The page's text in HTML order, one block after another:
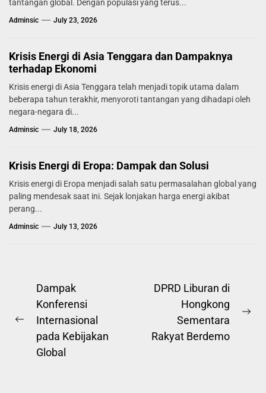
tantangan global. Dengan populasi yang terus...
Adminsic July 23, 2026
Krisis Energi di Asia Tenggara dan Dampaknya
terhadap Ekonomi
Krisis energi di Asia Tenggara telah menjadi topik utama dalam
beberapa tahun terakhir, menyoroti tantangan yang dihadapi oleh
negara-negara di...
Adminsic July 18, 2026
Krisis Energi di Eropa: Dampak dan Solusi
Krisis energi di Eropa menjadi salah satu permasalahan global yang
paling mendesak saat ini. Sejak lonjakan harga energi akibat
perang...
Adminsic July 13, 2026
Post
navigation
Previous
post:
Dampak
Konferensi
Internasional
pada Kebijakan
Global
DPRD Liburan di
Hongkong
Sementara
Rakyat Berdemo